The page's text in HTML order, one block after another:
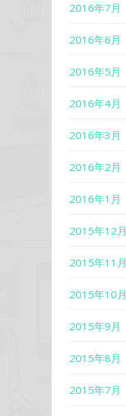
2016年7月
2016年6月
2016年5月
2016年4月
2016年3月
2016年2月
2016年1月
2015年12月
2015年11月
2015年10月
2015年9月
2015年8月
2015年7月